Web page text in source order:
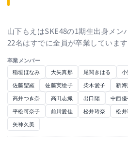
山下もえはSKE48の1期生出身メン
22名はすでに全員が卒業しています
卒業メンバー
稲垣ほなみ
大矢真那 尾関きはる
佐藤聖羅
佐藤実絵子 柴木愛子 新
高井つき奈
高田志織 出口陽 中西
平松可奈子
前川愛佳 松井玲奈 松
矢神久美